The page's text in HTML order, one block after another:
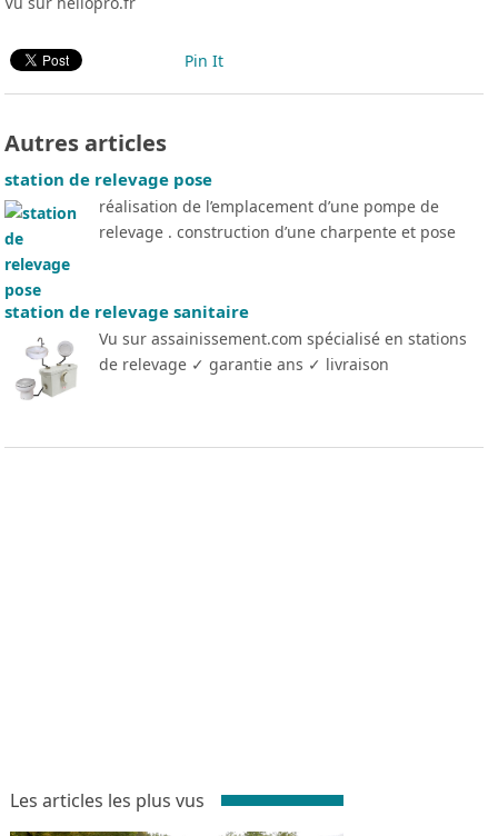
Pin It
Autres articles
station de relevage pose
réalisation de l’emplacement d’une pompe de
relevage . construction d’une charpente et pose
station de relevage sanitaire
Vu sur assainissement.com spécialisé en stations
de relevage ✓ garantie ans ✓ livraison
Les articles les plus vus